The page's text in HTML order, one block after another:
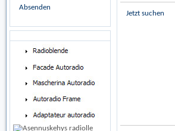
Absenden
Jetzt suchen